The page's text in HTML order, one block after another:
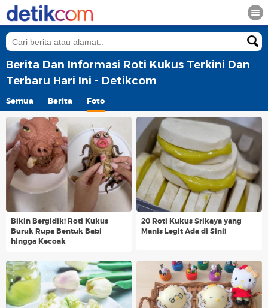
Berita Dan Informasi Roti Kukus Terkini Dan
Terbaru Hari Ini - Detikcom
Semua Berita Foto
Bikin Bergidik! Roti Kukus
Buruk Rupa Bentuk Babi
hingga Kecoak
20 Roti Kukus Srikaya yang
Manis Legit Ada di Sini!